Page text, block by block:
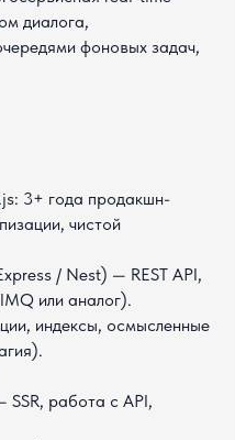
диалога,
фоновых задач,
3+ года продакшн-
чистой
/ Nest) — REST API,
или аналог).
индексы, осмысленные
работа с API,